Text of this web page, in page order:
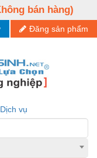
bán hàng)
Đăng sản phẩm
Dịch vụ